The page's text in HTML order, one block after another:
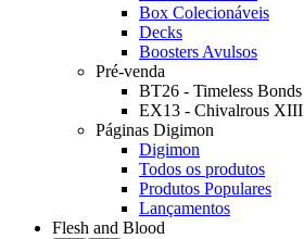
Box Colecionáveis
Decks
Boosters Avulsos
Pré-venda
BT26 - Timeless Bonds
EX13 - Chivalrous XIII
Páginas Digimon
Digimon
Todos os produtos
Produtos Populares
Lançamentos
Flesh and Blood